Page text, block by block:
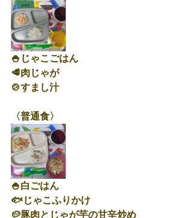
🍚じゃこごはん
🥩肉じゃが
🍲すまし汁
〈普通食〉
🍚白ごはん
🐟じゃこふりかけ
🥔豚肉とじゃが芋の甘辛炒め